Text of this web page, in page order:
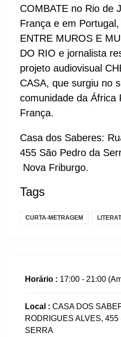
COMBATE no Rio de
França e em
ENTRE MUROS E
DO RIO e jornalista
projeto audiovisual
CASA, que surgiu no
comunidade da África
França.
Casa dos Saberes:
455 São Pedro da
Nova Friburgo.
Tags
CURTA-METRAGEM
Horário : 17:00 - 21:00
Local : CASA DOS
RODRIGUES ALVES,
SERRA